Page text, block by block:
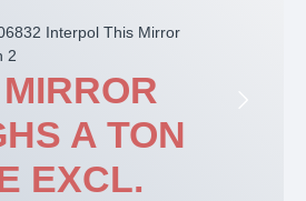
A TON
EXCL.